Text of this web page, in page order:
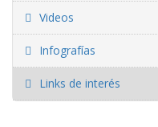
Videos
Infografías
Links de interés